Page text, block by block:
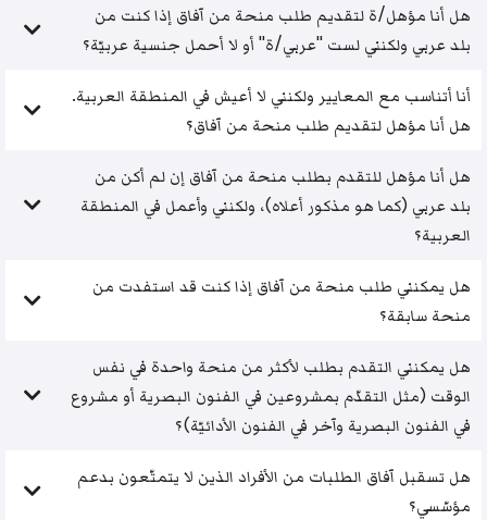
هل أنا مؤهل/ة لتقديم طلب منحة من آفاق إذا كنت من
بلد عربي ولكنني لست "عربي/ة" أو لا أحمل جنسية عربيّة؟
أنا أتناسب مع المعايير ولكنني لا أعيش في المنطقة العربية.
هل أنا مؤهل لتقديم طلب منحة من آفاق؟
هل أنا مؤهل للتقدم بطلب منحة من آفاق إن لم أكن من
بلد عربي (كما هو مذكور أعلاه)، ولكنني وأعمل في المنطقة
العربية؟
هل يمكنني طلب منحة من آفاق إذا كنت قد استفدت من
منحة سابقة؟
هل يمكنني التقدم بطلب لأكثر من منحة واحدة في نفس
الوقت (مثل التقدّم بمشروعين في الفنون البصرية أو مشروع
في الفنون البصرية وآخر في الفنون الأدائيّة)؟
هل تسقبل آفاق الطلبات من الأفراد الذين لا يتمتّعون بدعم
مؤسّسي؟